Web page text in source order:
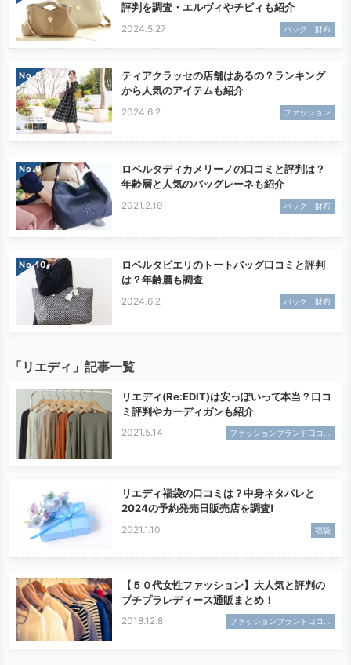
評判を調査・エルヴィやチビィも紹介
2024.5.27 バック 財布
No.
ティアクラッセの店舗はあるの？ランキング
から人気のアイテムも紹介
2024.6.2 ファッション
No.
ロベルタディカメリーノの口コミと評判は？
年齢層と人気のバッグレーネも紹介
2021.2.19 バック 財布
No.
ロベルタピエリのトートバッグ口コミと評判
は？年齢層も調査
2024.6.2 バック 財布
「リエディ」記事一覧
リエディ(Re:EDIT)は安っぽいって本当？口コ
ミ評判やカーディガンも紹介
2021.5.14 ファッションブランド口コ...
リエディ福袋の口コミは？中身ネタバレと
2024の予約発売日販売店を調査!
2021.1.10 福袋
【５０代女性ファッション】大人気と評判の
プチプラレディース通販まとめ！
2018.12.8 ファッションブランド口コ...